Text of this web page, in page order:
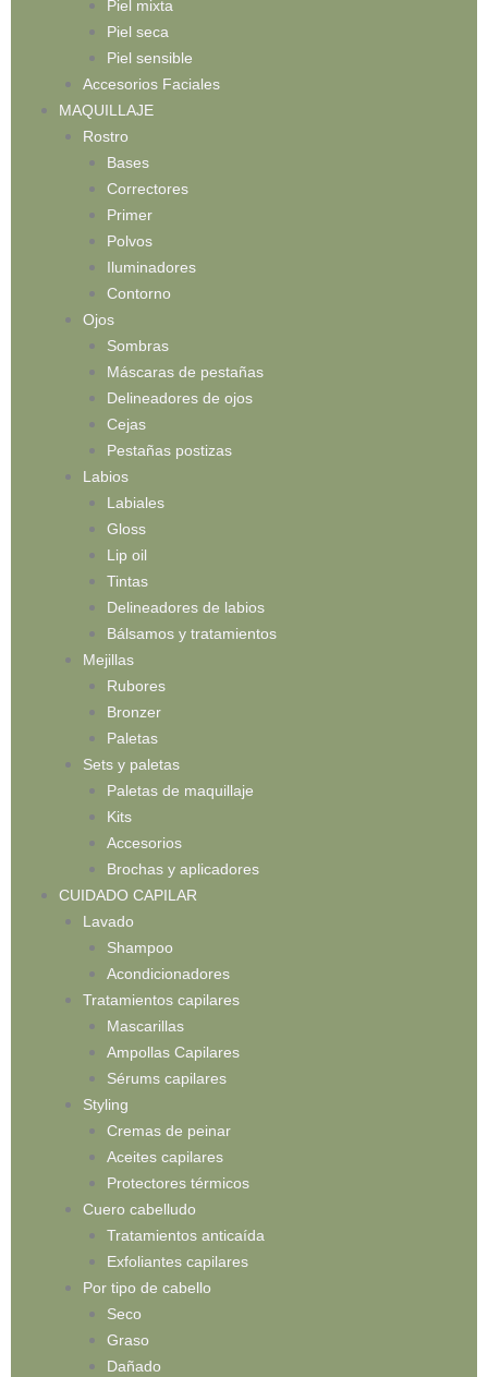
Piel mixta
Piel seca
Piel sensible
Accesorios Faciales
MAQUILLAJE
Rostro
Bases
Correctores
Primer
Polvos
Iluminadores
Contorno
Ojos
Sombras
Máscaras de pestañas
Delineadores de ojos
Cejas
Pestañas postizas
Labios
Labiales
Gloss
Lip oil
Tintas
Delineadores de labios
Bálsamos y tratamientos
Mejillas
Rubores
Bronzer
Paletas
Sets y paletas
Paletas de maquillaje
Kits
Accesorios
Brochas y aplicadores
CUIDADO CAPILAR
Lavado
Shampoo
Acondicionadores
Tratamientos capilares
Mascarillas
Ampollas Capilares
Sérums capilares
Styling
Cremas de peinar
Aceites capilares
Protectores térmicos
Cuero cabelludo
Tratamientos anticaída
Exfoliantes capilares
Por tipo de cabello
Seco
Graso
Dañado